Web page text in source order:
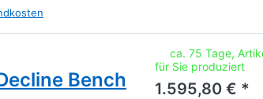
liegen noch keine Bewertungen vor.
Bench
ca. 75 Tage,
für Sie produziert
1.595,80 € *